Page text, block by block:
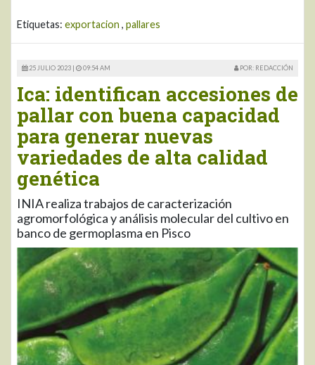
Etiquetas: exportacion , pallares
25 JULIO 2023 | 09:54 AM POR: REDACCIÓN
Ica: identifican accesiones de
pallar con buena capacidad
para generar nuevas
variedades de alta calidad
genética
INIA realiza trabajos de caracterización
agromorfológica y análisis molecular del cultivo en
banco de germoplasma en Pisco